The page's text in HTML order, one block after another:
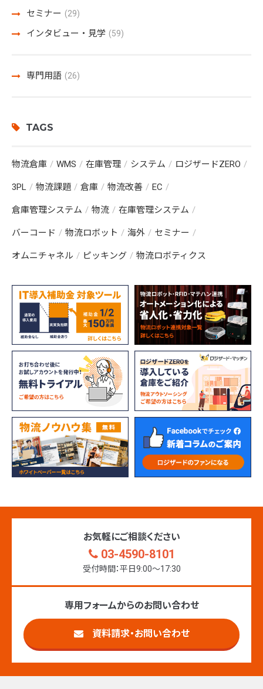
セミナー (29)
インタビュー・見学 (59)
専門用語 (26)
TAGS
物流倉庫 WMS 在庫管理 システム ロジザードZERO
3PL 物流課題 倉庫 物流改善 EC
倉庫管理システム 物流 在庫管理システム
バーコード 物流ロボット 海外 セミナー
オムニチャネル ピッキング 物流ロボティクス
お気軽にご相談ください
03-4590-8101
受付時間：平日9:00〜17:30
専用フォームからのお問い合わせ
資料請求・お問い合わせ